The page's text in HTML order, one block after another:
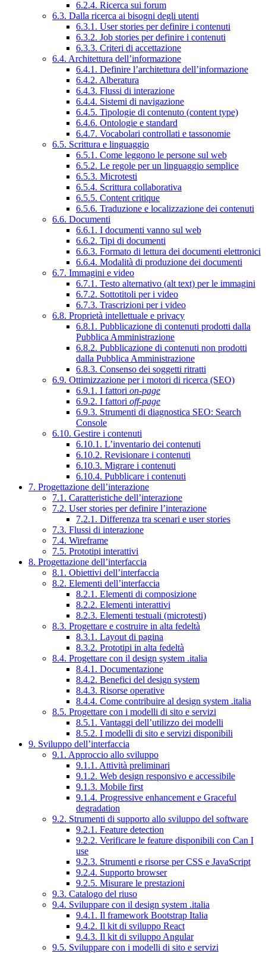
6.2.4. Ricerca sui forum
6.3. Dalla ricerca ai bisogni degli utenti
6.3.1. User stories per definire i contenuti
6.3.2. Job stories per definire i contenuti
6.3.3. Criteri di accettazione
6.4. Architettura dell’informazione
6.4.1. Definire l’architettura dell’informazione
6.4.2. Alberatura
6.4.3. Flussi di interazione
6.4.4. Sistemi di navigazione
6.4.5. Tipologie di contenuto (content type)
6.4.6. Ontologie e standard
6.4.7. Vocabolari controllati e tassonomie
6.5. Scrittura e linguaggio
6.5.1. Come leggono le persone sul web
6.5.2. Le regole per un linguaggio semplice
6.5.3. Microtesti
6.5.4. Scrittura collaborativa
6.5.5. Content critique
6.5.6. Traduzione e localizzazione dei contenuti
6.6. Documenti
6.6.1. I documenti vanno sul web
6.6.2. Tipi di documenti
6.6.3. Formato di lettura dei documenti elettronici
6.6.4. Modalità di produzione dei documenti
6.7. Immagini e video
6.7.1. Testo alternativo (alt text) per le immagini
6.7.2. Sottotitoli per i video
6.7.3. Trascrizioni per i video
6.8. Proprietà intellettuale e privacy
6.8.1. Pubblicazione di contenuti prodotti dalla
Pubblica Amministrazione
6.8.2. Pubblicazione di contenuti non prodotti
dalla Pubblica Amministrazione
6.8.3. Consenso dei soggetti ritratti
6.9. Ottimizzazione per i motori di ricerca (SEO)
6.9.1. I fattori on-page
6.9.2. I fattori off-page
6.9.3. Strumenti di diagnostica SEO: Search
Console
6.10. Gestire i contenuti
6.10.1. L’inventario dei contenuti
6.10.2. Revisionare i contenuti
6.10.3. Migrare i contenuti
6.10.4. Pubblicare i contenuti
7. Progettazione dell’interazione
7.1. Caratteristiche dell’interazione
7.2. User stories per definire l’interazione
7.2.1. Differenza tra scenari e user stories
7.3. Flussi di interazione
7.4. Wireframe
7.5. Prototipi interattivi
8. Progettazione dell’interfaccia
8.1. Obiettivi dell’interfaccia
8.2. Elementi dell’interfaccia
8.2.1. Elementi di composizione
8.2.2. Elementi interattivi
8.2.3. Elementi testuali (microtesti)
8.3. Progettare e costruire in alta fedeltà
8.3.1. Layout di pagina
8.3.2. Prototipi in alta fedeltà
8.4. Progettare con il design system .italia
8.4.1. Documentazione
8.4.2. Benefici del design system
8.4.3. Risorse operative
8.4.4. Come contribuire al design system .italia
8.5. Progettare con i modelli di sito e servizi
8.5.1. Vantaggi dell’utilizzo dei modelli
8.5.2. I modelli di sito e servizi disponibili
9. Sviluppo dell’interfaccia
9.1. Approccio allo sviluppo
9.1.1. Attività preliminari
9.1.2. Web design responsivo e accessibile
9.1.3. Mobile first
9.1.4. Progressive enhancement e Graceful
degradation
9.2. Strumenti di supporto allo sviluppo del software
9.2.1. Feature detection
9.2.2. Verificare le feature disponibili con Can I
use
9.2.3. Strumenti e risorse per CSS e JavaScript
9.2.4. Supporto browser
9.2.5. Misurare le prestazioni
9.3. Catalogo del riuso
9.4. Sviluppare con il design system .italia
9.4.1. Il framework Bootstrap Italia
9.4.2. Il kit di sviluppo React
9.4.3. Il kit di sviluppo Angular
9.5. Sviluppare con i modelli di sito e servizi